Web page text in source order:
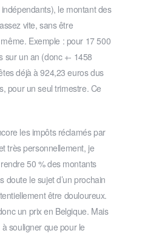
le montant des
vite, sans être
Exemple : pour 17 500
sur un an (donc +- 1458
déjà à 924,23 euros dus
pour un seul trimestre. Ce
les impôts réclamés par
très personnellement, je
50 % des montants
doute le sujet d’un prochain
être douloureux.
un prix en Belgique. Mais
souligner que pour le